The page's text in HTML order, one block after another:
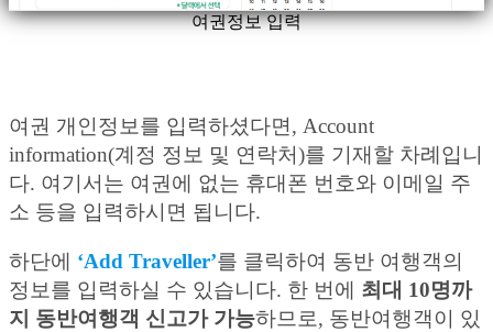
여권정보 입력
여권 개인정보를 입력하셨다면, Account
information(계정 정보 및 연락처)를 기재할 차례입니
다. 여기서는 여권에 없는 휴대폰 번호와 이메일 주
소 등을 입력하시면 됩니다.
하단에 ‘Add Traveller’를 클릭하여 동반 여행객의
정보를 입력하실 수 있습니다. 한 번에 최대 10명까
지 동반여행객 신고가 가능하므로, 동반여행객이 있